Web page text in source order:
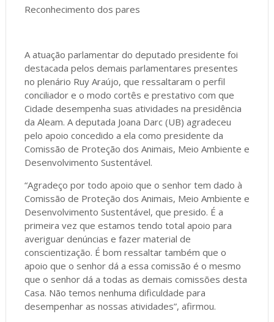
Reconhecimento dos pares
A atuação parlamentar do deputado presidente foi
destacada pelos demais parlamentares presentes
no plenário Ruy Araújo, que ressaltaram o perfil
conciliador e o modo cortês e prestativo com que
Cidade desempenha suas atividades na presidência
da Aleam. A deputada Joana Darc (UB) agradeceu
pelo apoio concedido a ela como presidente da
Comissão de Proteção dos Animais, Meio Ambiente e
Desenvolvimento Sustentável.
“Agradeço por todo apoio que o senhor tem dado à
Comissão de Proteção dos Animais, Meio Ambiente e
Desenvolvimento Sustentável, que presido. É a
primeira vez que estamos tendo total apoio para
averiguar denúncias e fazer material de
conscientização. É bom ressaltar também que o
apoio que o senhor dá a essa comissão é o mesmo
que o senhor dá a todas as demais comissões desta
Casa. Não temos nenhuma dificuldade para
desempenhar as nossas atividades”, afirmou.